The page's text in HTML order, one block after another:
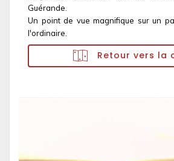
Guérande.
Un point de vue magnifique sur un
l'ordinaire.
Retour vers la